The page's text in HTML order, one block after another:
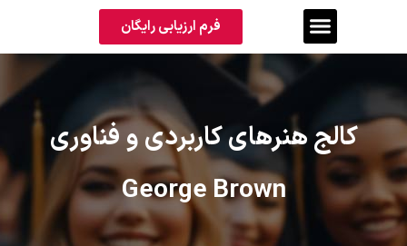
فرم ارزیابی رایگان
کالج هنرهای کاربردی و فناوری
George Brown